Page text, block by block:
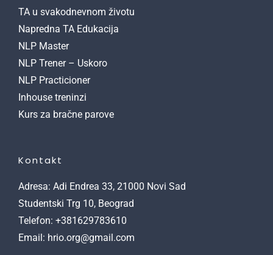
TA u svakodnevnom životu
Napredna TA Edukacija
NLP Master
NLP Trener – Uskoro
NLP Practicioner
Inhouse treninzi
Kurs za bračne parove
Kontakt
Adresa: Adi Endrea 33, 21000 Novi Sad
Studentski Trg 10, Beograd
Telefon: +381629783610
Email: hrio.org@gmail.com